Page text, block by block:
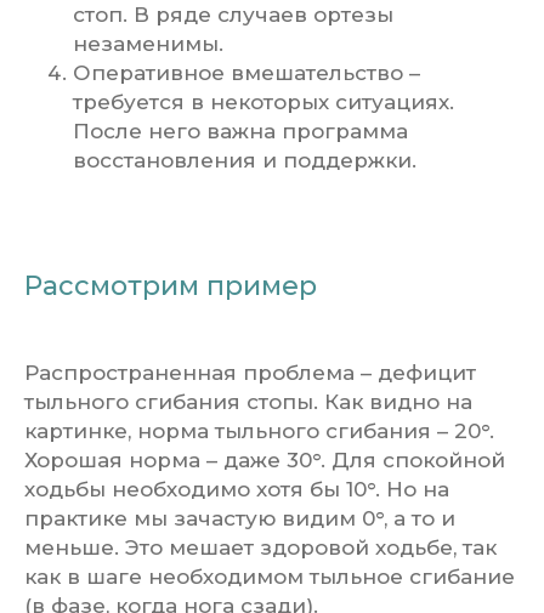
стоп. В ряде случаев ортезы
незаменимы.
Оперативное вмешательство –
требуется в некоторых ситуациях.
После него важна программа
восстановления и поддержки.
Рассмотрим пример
Распространенная проблема – дефицит
тыльного сгибания стопы. Как видно на
картинке, норма тыльного сгибания – 20°.
Хорошая норма – даже 30°. Для спокойной
ходьбы необходимо хотя бы 10°. Но на
практике мы зачастую видим 0°, а то и
меньше. Это мешает здоровой ходьбе, так
как в шаге необходимом тыльное сгибание
(в фазе, когда нога сзади).